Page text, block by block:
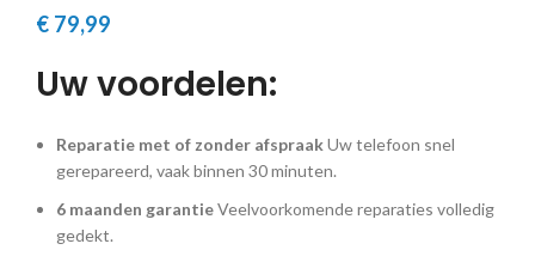
€ 79,99
Uw voordelen:
Reparatie met of zonder afspraakUw telefoon snel
gerepareerd, vaak binnen 30 minuten.
6 maanden garantieVeelvoorkomende reparaties volledig
gedekt.